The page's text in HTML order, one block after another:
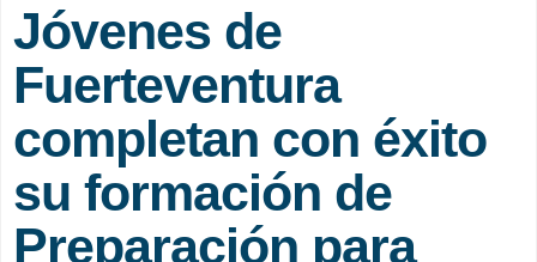
Jóvenes de
Fuerteventura
completan con éxito
su formación de
Preparación para